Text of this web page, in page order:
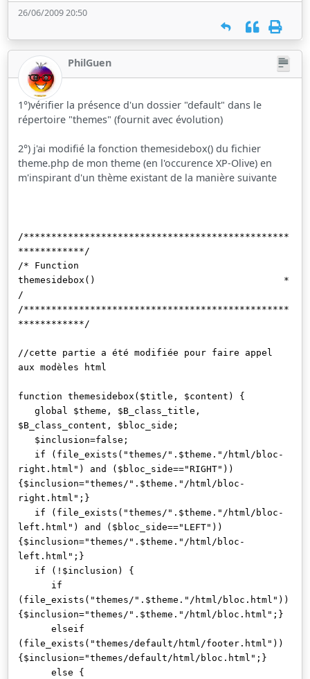
26/06/2009 20:50
PhilGuen
1°)vérifier la présence d'un dossier "default" dans le
répertoire "themes" (fournit avec évolution)
2°) j'ai modifié la fonction themesidebox() du fichier
theme.php de mon theme (en l'occurence XP-Olive) en
m'inspirant d'un thème existant de la manière suivante
/************************************************
************/
/* Function
themesidebox() *
/
/************************************************
************/
//cette partie a été modifiée pour faire appel
aux modèles html
function themesidebox($title, $content) {
global $theme, $B_class_title,
$B_class_content, $bloc_side;
$inclusion=false;
if (file_exists("themes/".$theme."/html/bloc-
right.html") and ($bloc_side=="RIGHT"))
{$inclusion="themes/".$theme."/html/bloc-
right.html";}
if (file_exists("themes/".$theme."/html/bloc-
left.html") and ($bloc_side=="LEFT"))
{$inclusion="themes/".$theme."/html/bloc-
left.html";}
if (!$inclusion) {
if
(file_exists("themes/".$theme."/html/bloc.html"))
{$inclusion="themes/".$theme."/html/bloc.html";}
elseif
(file_exists("themes/default/html/footer.html"))
{$inclusion="themes/default/html/bloc.html";}
else {